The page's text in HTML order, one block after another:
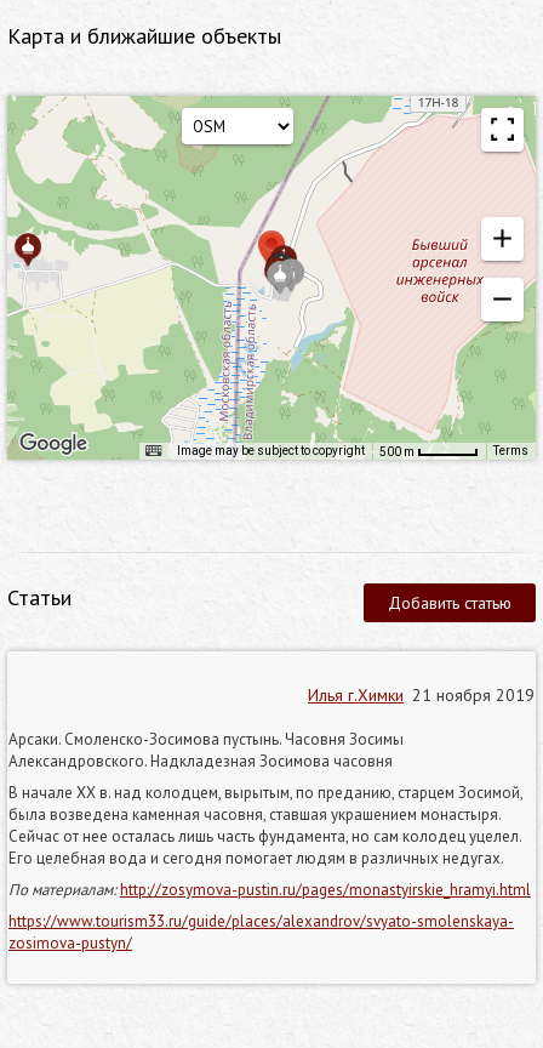
Карта и ближайшие объекты
Image may be subject to copyright 500 m Terms
Добавить статью
Статьи
Илья г.Химки 21 ноября 2019
Арсаки. Смоленско-Зосимова пустынь. Часовня Зосимы
Александровского. Надкладезная Зосимова часовня
В начале XX в. над колодцем, вырытым, по преданию, старцем Зосимой,
была возведена каменная часовня, ставшая украшением монастыря.
Сейчас от нее осталась лишь часть фундамента, но сам колодец уцелел.
Его целебная вода и сегодня помогает людям в различных недугах.
По материалам:http://zosymova-pustin.ru/pages/monastyirskie_hramyi.html
https://www.tourism33.ru/guide/places/alexandrov/svyato-smolenskaya-
zosimova-pustyn/